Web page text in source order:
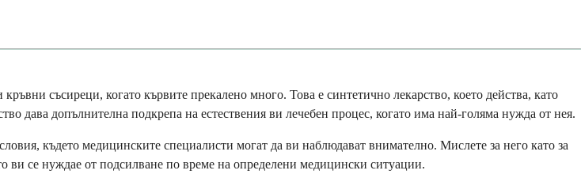
съсиреци, когато кървите прекалено много. Това е синтетично лекарство, което действа, като
дава допълнителна подкрепа на естествения ви лечебен процес, когато има най-голяма нужда от нея.
където медицинските специалисти могат да ви наблюдават внимателно. Мислете за него като за
ви се нуждае от подсилване по време на определени медицински ситуации.